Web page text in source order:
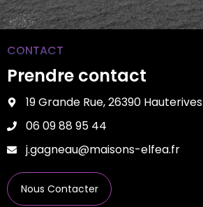
CONTACT
Prendre contact
19 Grande Rue, 26390 Hauterives
06 09 88 95 44
j.gagneau@maisons-elfea.fr
Nous Contacter